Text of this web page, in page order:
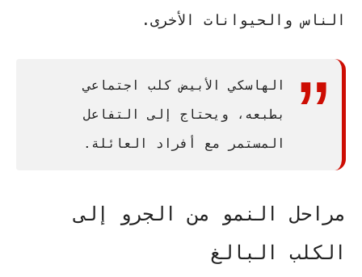
الناس والحيوانات الأخرى.
الهاسكي الأبيض كلب اجتماعي
بطبعه، ويحتاج إلى التفاعل
المستمر مع أفراد العائلة.
مراحل النمو من الجرو إلى
الكلب البالغ